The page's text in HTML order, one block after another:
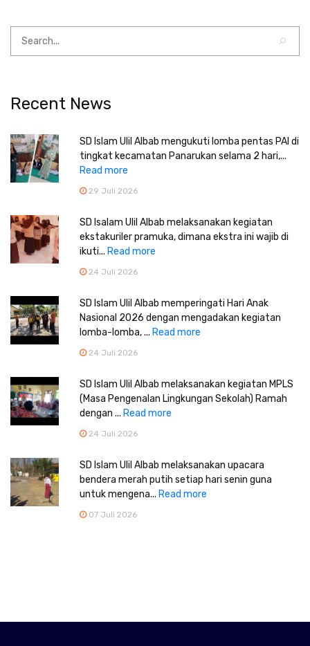
Recent News
SD Islam Ulil Albab mengukuti lomba pentas PAI di
tingkat kecamatan Panarukan selama 2 hari,...
Read more
29 Juli 2026
SD Isalam Ulil Albab melaksanakan kegiatan
ekstakuriler pramuka, dimana ekstra ini wajib di
ikuti... Read more
24 Juli 2026
SD Islam Ulil Albab memperingati Hari Anak
Nasional 2026 dengan mengadakan kegiatan
lomba-lomba, ... Read more
24 Juli 2026
SD Islam Ulil Albab melaksanakan kegiatan MPLS
(Masa Pengenalan Lingkungan Sekolah) Ramah
dengan ... Read more
24 Juli 2026
SD Islam Ulil Albab melaksanakan upacara
bendera merah putih setiap hari senin guna
untuk mengena... Read more
07 Juli 2026